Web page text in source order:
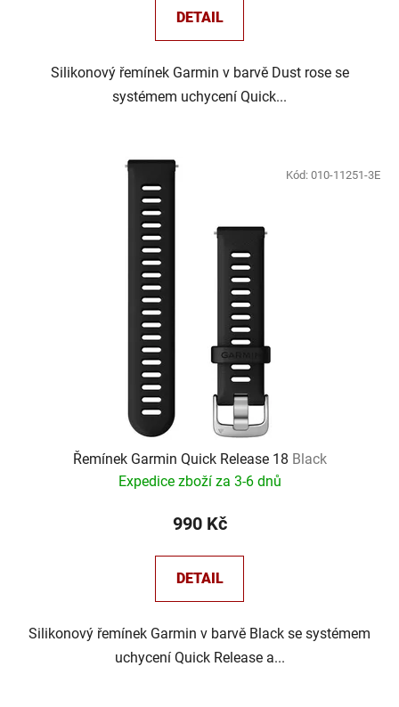
DETAIL
Silikonový řemínek Garmin v barvě Dust rose se
systémem uchycení Quick...
Řemínek Garmin Quick Release 18 Black
Expedice zboží za 3-6 dnů
990 Kč
DETAIL
Silikonový řemínek Garmin v barvě Black se systémem
uchycení Quick Release a...
Kód: 010-11251-3E